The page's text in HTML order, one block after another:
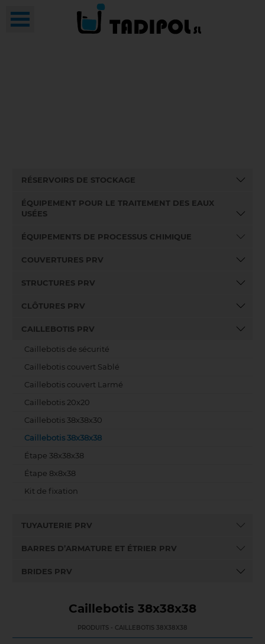
RÉSERVOIRS DE STOCKAGE
ÉQUIPEMENT POUR LE TRAITEMENT DES EAUX
USÉES
ÉQUIPEMENTS DE PROCESSUS CHIMIQUE
COUVERTURES PRV
STRUCTURES PRV
CLÔTURES PRV
CAILLEBOTIS PRV
Caillebotis de sécurité
Caillebotis couvert Sablé
Caillebotis couvert Larmé
Caillebotis 20x20
Caillebotis 38x38x30
Caillebotis 38x38x38
Étape 38x38x38
Étape 8x8x38
Kit de fixation
TUYAUTERIE PRV
BARRES D’ARMATURE ET ÉTRIER PRV
BRIDES PRV
Caillebotis 38x38x38
PRODUITS - CAILLEBOTIS 38X38X38